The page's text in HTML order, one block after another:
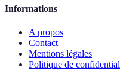
Informations
A propos
Contact
Mentions légales
Politique de